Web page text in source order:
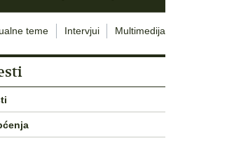
teme Intervjui Multimedija